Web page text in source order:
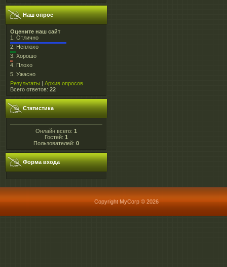
Наш опрос
Оцените наш сайт
1. Отлично
2. Неплохо
3. Хорошо
4. Плохо
5. Ужасно
Результаты | Архив опросов
Всего ответов: 22
Статистика
Онлайн всего: 1
Гостей: 1
Пользователей: 0
Форма входа
Copyright MyCorp © 2026